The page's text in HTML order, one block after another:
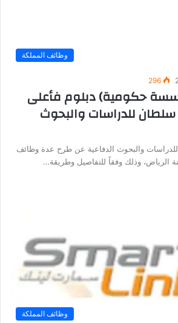
وظائف المملكة
296
حكومية) دبلوم فأعلى
سلطان للدراسات والبحوث
والبحوث الدفاعية عن طرح عدة وظائف
الرياض، وذلك وفقاً للتفاصيل وطريقة…
وظائف المملكة